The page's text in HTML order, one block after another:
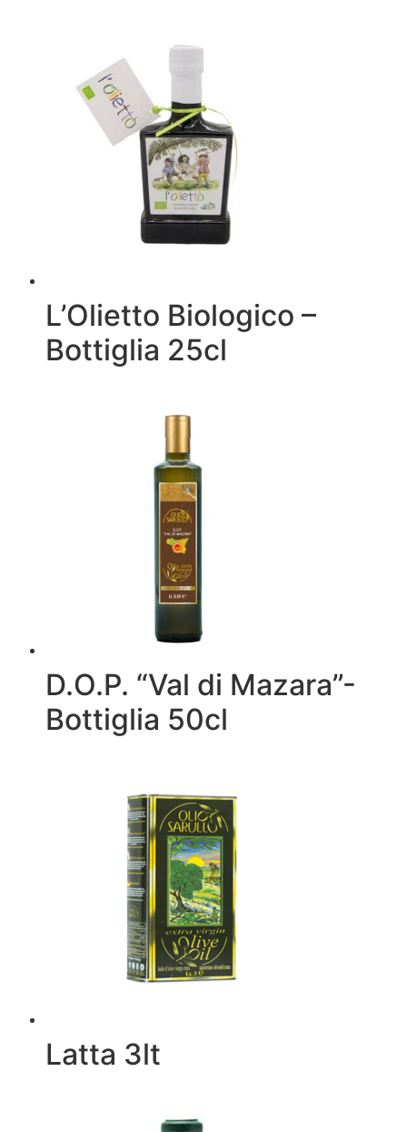
L’Olietto Biologico –
Bottiglia 25cl
D.O.P. “Val di Mazara”-
Bottiglia 50cl
Latta 3lt